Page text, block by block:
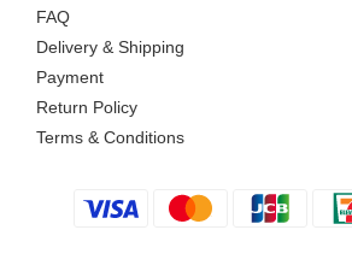
FAQ
Delivery & Shipping
Payment
Return Policy
Terms & Conditions